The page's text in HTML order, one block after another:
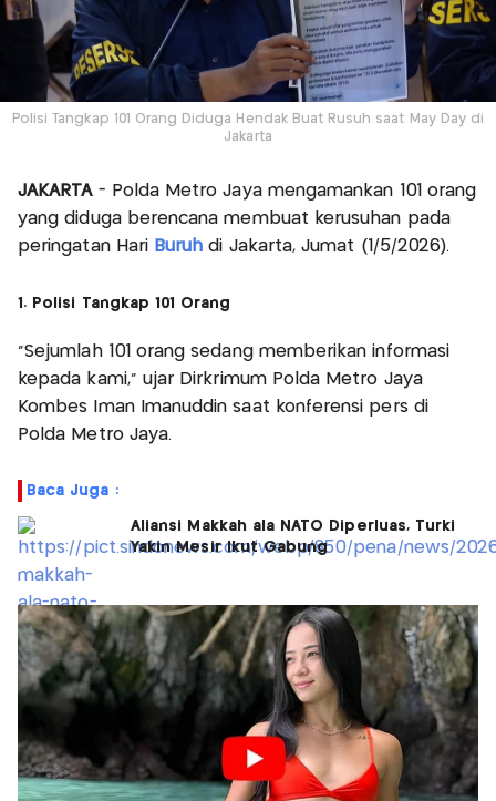
Polisi Tangkap 101 Orang Diduga Hendak Buat Rusuh saat May Day di
Jakarta
JAKARTA- Polda Metro Jaya mengamankan 101 orang
yang diduga berencana membuat kerusuhan pada
peringatan Hari Buruhdi Jakarta, Jumat (1/5/2026).
1. Polisi Tangkap 101 Orang
"Sejumlah 101 orang sedang memberikan informasi
kepada kami," ujar Dirkrimum Polda Metro Jaya
Kombes Iman Imanuddin saat konferensi pers di
Polda Metro Jaya.
Baca Juga :
Aliansi Makkah ala NATO Diperluas, Turki
Yakin Mesir Ikut Gabung